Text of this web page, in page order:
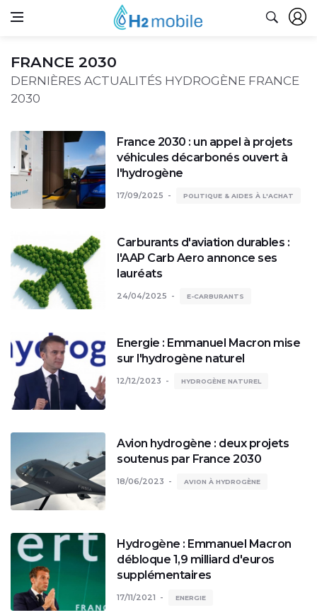
FRANCE 2030
DERNIÈRES ACTUALITÉS HYDROGÈNE FRANCE
2030
France 2030 : un appel à projets
véhicules décarbonés ouvert à
l'hydrogène
17/09/2025 POLITIQUE & AIDES À L'ACHAT
Carburants d'aviation durables :
l'AAP Carb Aero annonce ses
lauréats
24/04/2025 E-CARBURANTS
Energie : Emmanuel Macron mise
sur l'hydrogène naturel
12/12/2023 HYDROGÈNE NATUREL
Avion hydrogène : deux projets
soutenus par France 2030
18/06/2023 AVION À HYDROGÈNE
Hydrogène : Emmanuel Macron
débloque 1,9 milliard d'euros
supplémentaires
17/11/2021 ENERGIE